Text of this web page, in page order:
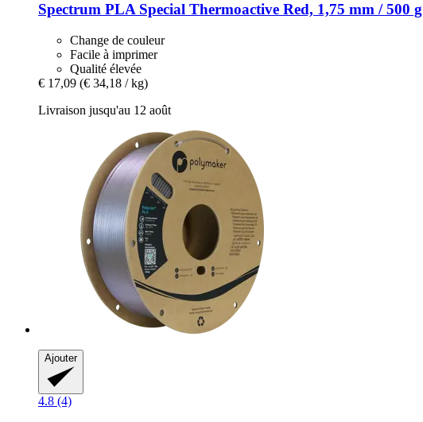
Spectrum PLA Special Thermoactive Red, 1,75 mm / 500 g
Change de couleur
Facile à imprimer
Qualité élevée
€ 17,09 (€ 34,18 / kg)
Livraison jusqu'au 12 août
Ajouter
4.8 (4)